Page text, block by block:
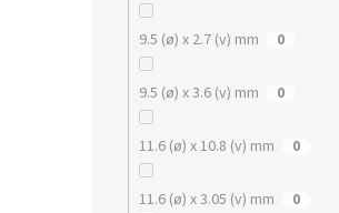
9.5 (ø) x 2.7 (v) mm 0
9.5 (ø) x 3.6 (v) mm 0
11.6 (ø) x 10.8 (v) mm 0
11.6 (ø) x 3.05 (v) mm 0